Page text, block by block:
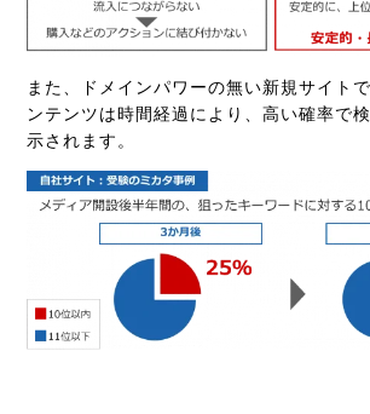
また、ドメインパワーの無い新規サイト
ンテンツは時間経過により、高い確率で
示されます。